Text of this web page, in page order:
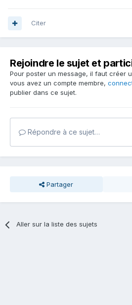
Citer
Rejoindre le sujet et
Pour poster un message, il faut créer
vous avez un compte membre,
publier dans ce sujet.
Répondre à ce sujet…
Partager
Aller sur la liste des sujets